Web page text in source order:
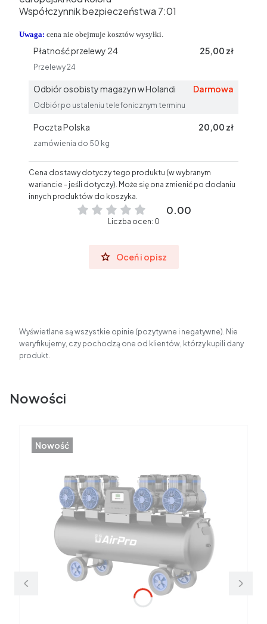
Współczynnik bezpieczeństwa 7:01
Uwaga: cena nie obejmuje kosztów wysyłki.
Płatność przelewy 24 25,00 zł
Przelewy 24
Odbiór osobisty magazyn w Holandi Darmowa
Odbiór po ustaleniu telefonicznym terminu
Poczta Polska 20,00 zł
zamówienia do 50 kg
Cena dostawy dotyczy tego produktu (w wybranym
wariancie - jeśli dotyczy). Może się ona zmienić po dodaniu
innych produktów do koszyka.
0.00
Liczba ocen: 0
Oceń i opisz
Wyświetlane są wszystkie opinie (pozytywne i negatywne). Nie
weryfikujemy, czy pochodzą one od klientów, którzy kupili dany
produkt.
Nowości
Nowość